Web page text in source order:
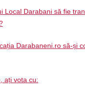
Local Darabani să fie
Darabaneni.ro să-și
ați vota cu: